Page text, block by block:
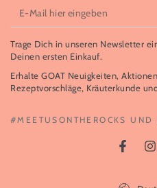
E-
Mail
hier
eingeben
Trage Dich in unseren Newsletter
Deinen ersten Einkauf.
Erhalte GOAT Neuigkeiten,
Rezeptvorschläge, Kräuterkunde
#MEETUSONTHEROCKS UND
Facebook